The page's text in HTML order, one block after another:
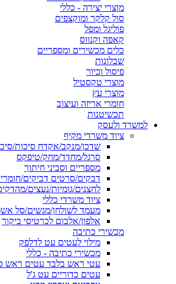
מוצרי יצירה - כללי
סול קלקר ומוקצפים
פוליגל ומפל
קאפה וקנווס
כלים מכשירים ומספריים
שבלונות
פיסול וכיור
מוצרי טקסטיל
מוצרי עץ
חומרי אריזה ועיצוב
תכשיטנות
למשרד ולעסק
ציוד משרדי מקיף
שדכן/מנקב/אקדח סיכות/
סרגל/מחדד/מחק/טיפקס
מספריים וסכיני חיתוך
דבקים/סרטים דביקים/
לחצנים/גומיות/נעצים/
ציוד משרדי כללי
מעמד לשולחן/מגשים/סל
אלפון/אלבום לכרטיסי ביקור
מכשירי כתיבה
מילוי לעטים עט לדלפק
מכשירי כתיבה - כללי
עטי ראש בלבד עטים ראש
עטים כדוריים עט ג'ל